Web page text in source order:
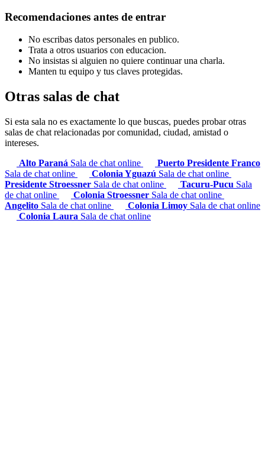
Recomendaciones antes de entrar
No escribas datos personales en publico.
Trata a otros usuarios con educacion.
No insistas si alguien no quiere continuar una charla.
Manten tu equipo y tus claves protegidas.
Otras salas de chat
Si esta sala no es exactamente lo que buscas, puedes probar otras
salas de chat relacionadas por comunidad, ciudad, amistad o
intereses.
Alto Paraná Sala de chat online
Puerto Presidente Franco
Sala de chat online
Colonia Yguazú Sala de chat online
Presidente Stroessner Sala de chat online Tacuru-Pucu Sala
de chat online
Colonia Stroessner Sala de chat online
Angelito Sala de chat online Colonia Limoy Sala de chat online
Colonia Laura Sala de chat online